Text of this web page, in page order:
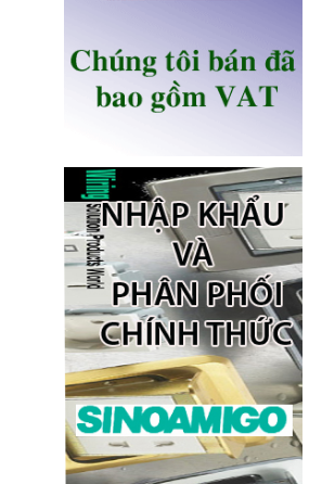
Ổ điện âm bàn đảo bếp có sạc
không dây 15W, USB-C -
Novalink KA-01
Giá: 2,650,000 VNĐ